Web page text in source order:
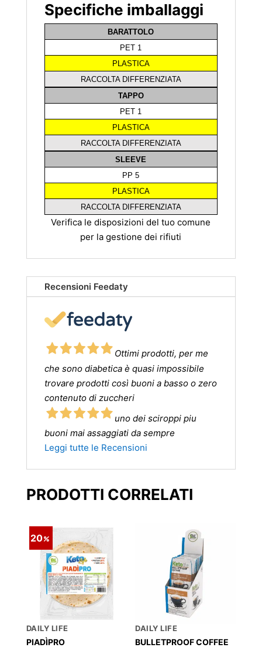
Specifiche imballaggi
BARATTOLO
PET 1
PLASTICA
RACCOLTA DIFFERENZIATA
TAPPO
PET 1
PLASTICA
RACCOLTA DIFFERENZIATA
SLEEVE
PP 5
PLASTICA
RACCOLTA DIFFERENZIATA
Verifica le disposizioni del tuo comune
per la gestione dei rifiuti
Recensioni Feedaty
Ottimi prodotti, per me
che sono diabetica è quasi impossibile
trovare prodotti così buoni a basso o zero
contenuto di zuccheri
uno dei sciroppi piu
buoni mai assaggiati da sempre
Leggi tutte le Recensioni
PRODOTTI CORRELATI
20
DAILY LIFE
PIADÌPRO
DAILY LIFE
BULLETPROOF COFFEE